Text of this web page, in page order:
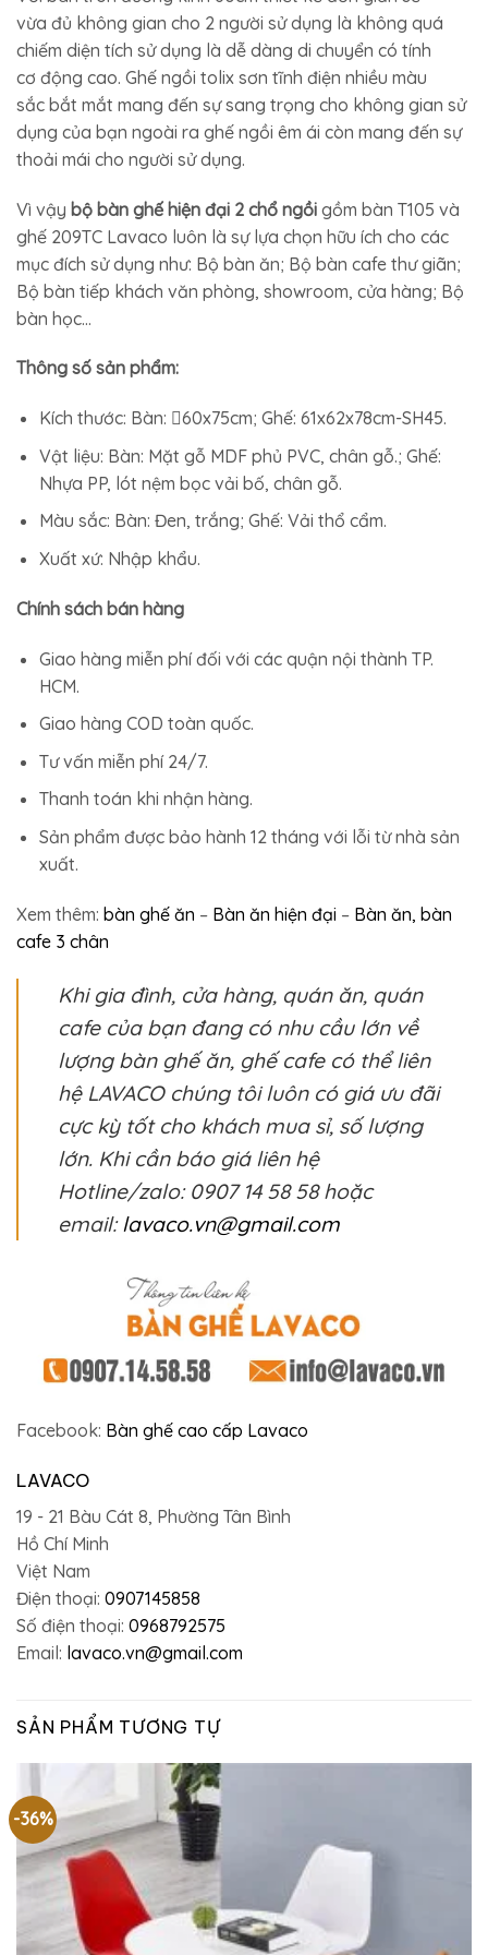
vừa đủ không gian cho 2 người sử dụng là không quá
chiếm diện tích sử dụng là dễ dàng di chuyển có tính
cơ động cao. Ghế ngồi tolix sơn tĩnh điện nhiều màu
sắc bắt mắt mang đến sự sang trọng cho không gian sử
dụng của bạn ngoài ra ghế ngồi êm ái còn mang đến sự
thoải mái cho người sử dụng.
Vì vậy bộ bàn ghế hiện đại 2 chổ ngồi gồm bàn T105 và
ghế 209TC Lavaco luôn là sự lựa chọn hữu ích cho các
mục đích sử dụng như: Bộ bàn ăn; Bộ bàn cafe thư giãn;
Bộ bàn tiếp khách văn phòng, showroom, cửa hàng; Bộ
bàn học…
Thông số sản phẩm:
Kích thước: Bàn: 60x75cm; Ghế: 61x62x78cm-SH45.
Vật liệu: Bàn: Mặt gỗ MDF phủ PVC, chân gỗ.; Ghế:
Nhựa PP, lót nệm bọc vải bố, chân gỗ.
Màu sắc: Bàn: Đen, trắng; Ghế: Vải thổ cẩm.
Xuất xứ: Nhập khẩu.
Chính sách bán hàng
Giao hàng miễn phí đối với các quận nội thành TP.
HCM.
Giao hàng COD toàn quốc.
Tư vấn miễn phí 24/7.
Thanh toán khi nhận hàng.
Sản phẩm được bảo hành 12 tháng với lỗi từ nhà sản
xuất.
Xem thêm: bàn ghế ăn – Bàn ăn hiện đại – Bàn ăn, bàn
cafe 3 chân
Khi gia đình, cửa hàng, quán ăn, quán
cafe của bạn đang có nhu cầu lớn về
lượng bàn ghế ăn, ghế cafe có thể liên
hệ LAVACO chúng tôi luôn có giá ưu đãi
cực kỳ tốt cho khách mua sỉ, số lượng
lớn. Khi cần báo giá liên hệ
Hotline/zalo: 0907 14 58 58 hoặc
email: lavaco.vn@gmail.com
Facebook: Bàn ghế cao cấp Lavaco
LAVACO
19 - 21 Bàu Cát 8, Phường Tân Bình
Hồ Chí Minh
Việt Nam
Điện thoại: 0907145858
Số điện thoại: 0968792575
Email: lavaco.vn@gmail.com
SẢN PHẨM TƯƠNG TỰ
-36%